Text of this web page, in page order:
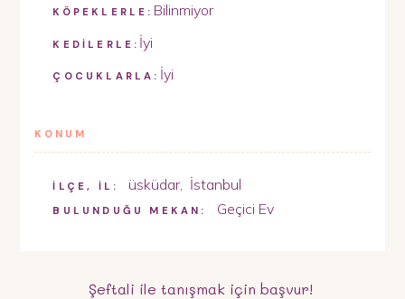
KÖPEKLERLE: Bilinmiyor
KEDİLERLE: İyi
ÇOCUKLARLA: İyi
KONUM
İLÇE, İL: üsküdar, İstanbul
BULUNDUĞU MEKAN: Geçici Ev
Şeftali ile tanışmak için başvur!